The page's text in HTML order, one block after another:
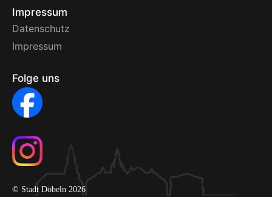
Impressum
Datenschutz
Impressum
Folge uns
© Stadt Döbeln 2026